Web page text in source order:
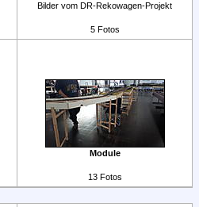
Bilder vom DR-Rekowagen-Projekt
5 Fotos
Module
13 Fotos